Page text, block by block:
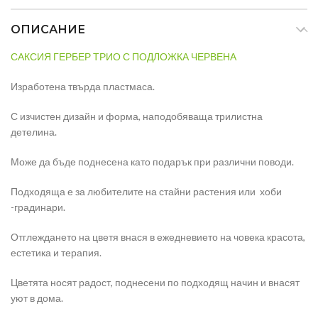
ОПИСАНИЕ
САКСИЯ ГЕРБЕР ТРИО С ПОДЛОЖКА ЧЕРВЕНА
Изработена твърда пластмаса.
С изчистен дизайн и форма, наподобяваща трилистна
детелина.
Може да бъде поднесена като подарък при различни поводи.
Подходяща е за любителите на стайни растения или хоби
-градинари.
Отглеждането на цветя внася в ежедневието на човека красота,
естетика и терапия.
Цветята носят радост, поднесени по подходящ начин и внасят
уют в дома.